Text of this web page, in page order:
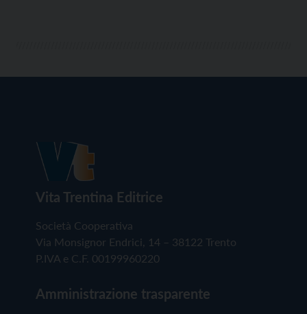
Vita Trentina Editrice
Società Cooperativa
Via Monsignor Endrici, 14 – 38122 Trento
P.IVA e C.F. 00199960220
Amministrazione trasparente